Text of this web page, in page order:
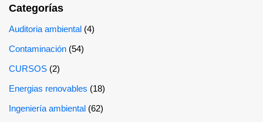
Categorías
Auditoria ambiental (4)
Contaminación (54)
CURSOS (2)
Energias renovables (18)
Ingeniería ambiental (62)